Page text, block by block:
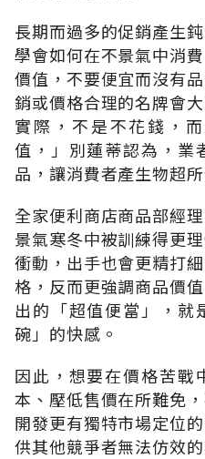
長期而過多的促銷產生
學會如何在不景氣中消
價值，不要便宜而沒有
銷或價格合理的名牌會
實際，不是不花錢，
值，」別蓮蒂認為，業
品，讓消費者產生物超
全家便利商店商品部經
景氣寒冬中被訓練得更
衝動，出手也會更精打
格，反而更強調商品價
出的「超值便當」，就
碗」的快感。
因此，想要在價格苦戰
本、壓低售價在所難免
開發更有獨特市場定位
供其他競爭者無法仿效